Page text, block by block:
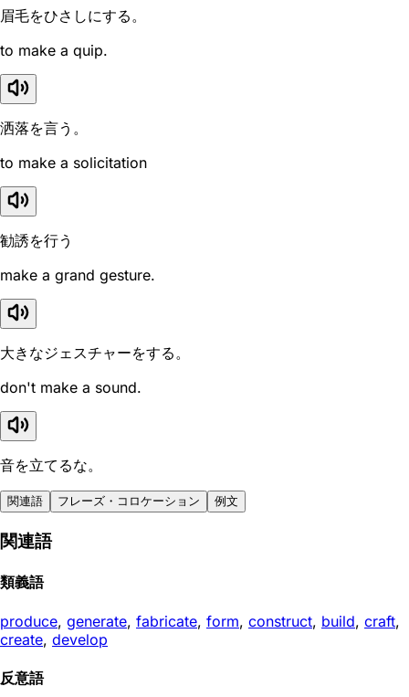
眉毛をひさしにする。
to make a quip.
洒落を言う。
to make a solicitation
勧誘を行う
make a grand gesture.
大きなジェスチャーをする。
don't make a sound.
音を立てるな。
関連語 フレーズ・コロケーション 例文
関連語
類義語
produce, generate, fabricate, form, construct, build, craft,
create, develop
反意語